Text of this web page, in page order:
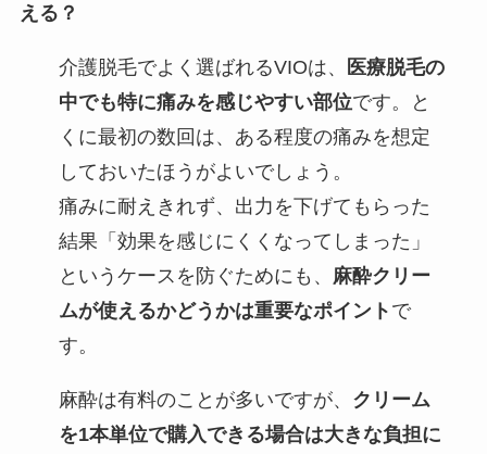
える？
介護脱毛でよく選ばれるVIOは、
医療脱毛の
中でも特に痛みを感じやすい部位です。と
くに最初の数回は、ある程度の痛みを想定
しておいたほうがよいでしょう。
痛みに耐えきれず、出力を下げてもらった
結果「効果を感じにくくなってしまった」
というケースを防ぐためにも、 麻酔クリー
ムが使えるかどうかは重要なポイント で
す。
麻酔は有料のことが多いですが、 クリーム
を1本単位で購入できる場合は大きな負担に